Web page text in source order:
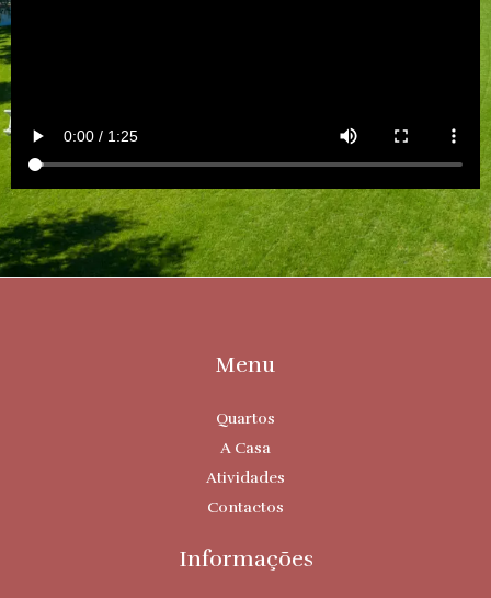
Menu
Quartos
A Casa
Atividades
Contactos
Informações